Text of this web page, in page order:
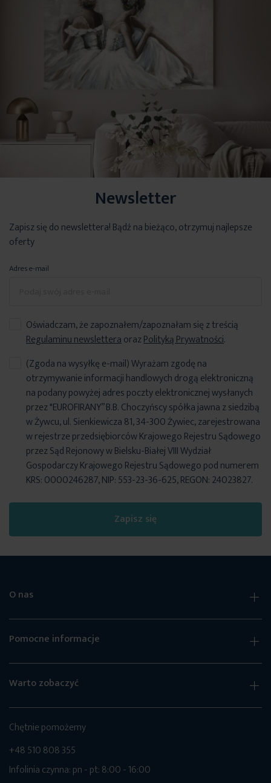
Newsletter
Zapisz się do newslettera! Bądź na bieżąco, otrzymuj najlepsze
oferty
Adres e-mail
Oświadczam, że zapoznałem/zapoznałam się z treścią
Regulaminu newsletteraorazPolityką Prywatności.
Zapisz się
(Zgoda na wysyłkę e-mail) Wyrażam zgodę na
otrzymywanie informacji handlowych drogą elektroniczną
na podany powyżej adres poczty elektronicznej wysłanych
przez "EUROFIRANY” B.B. Choczyńscy spółka jawna z siedzibą
w Żywcu, ul. Sienkiewicza 81, 34-300 Żywiec, zarejestrowana
w rejestrze przedsiębiorców Krajowego Rejestru Sądowego
przez Sąd Rejonowy w Bielsku-Białej VIII Wydział
Gospodarczy Krajowego Rejestru Sądowego pod numerem
KRS: 0000246287, NIP: 553-23-36-625, REGON: 24023827.
O nas
Pomocne informacje
Warto zobaczyć
Chętnie pomożemy
+48 510 808 355
Infolinia czynna: pn - pt: 8:00 - 16:00